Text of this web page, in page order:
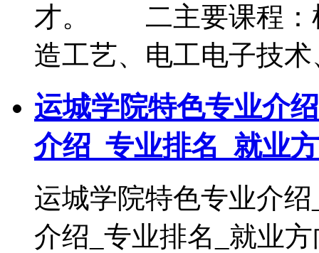
才。 二主要课程：
造工艺、电工电子技
运城学院特色专业介
介绍_专业排名_就业
运城学院特色专业介
介绍_专业排名_就